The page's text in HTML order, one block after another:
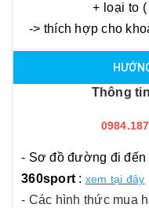
+ loại to ( 100 -
-> thích hợp cho
Thông
- Sơ đồ đường đi đến
360sport : xem tại đây
- Các hình thức mua